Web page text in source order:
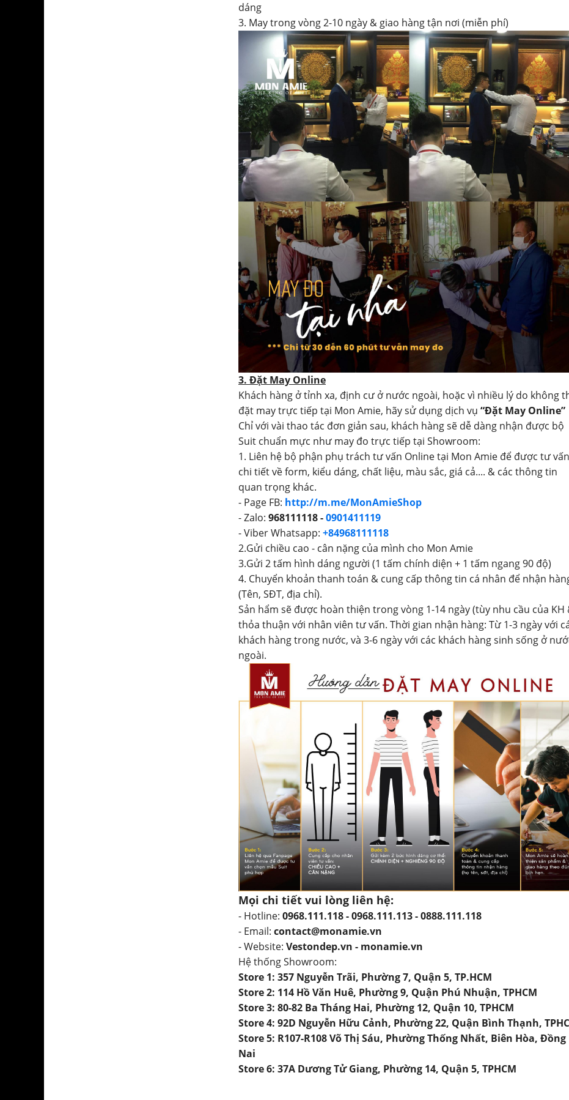
dáng
3. May trong vòng 2-10 ngày & giao hàng tận nơi (miễn phí)
3. Đặt May Online
Khách hàng ở tỉnh xa, định cư ở nước ngoài, hoặc vì nhiều lý do không
đặt may trực tiếp tại Mon Amie, hãy sử dụng dịch vụ “Đặt May Online”
Chỉ với vài thao tác đơn giản sau, khách hàng sẽ dễ dàng nhận được bộ
Suit chuẩn mực như may đo trực tiếp tại Showroom:
1. Liên hệ bộ phận phụ trách tư vấn Online tại Mon Amie để được tư vấn
chi tiết về form, kiểu dáng, chất liệu, màu sắc, giá cả.... & các thông tin
quan trọng khác.
- Page FB: http://m.me/MonAmieShop
- Zalo: 968111118 -0901411119
- Viber Whatsapp: +84968111118
2.Gửi chiều cao - cân nặng của mình cho Mon Amie
3.Gửi 2 tấm hình dáng người (1 tấm chính diện + 1 tấm ngang 90 độ)
4. Chuyển khoản thanh toán & cung cấp thông tin cá nhân để nhận
(Tên, SĐT, địa chỉ).
Sản hẩm sẽ được hoàn thiện trong vòng 1-14 ngày (tùy nhu cầu của KH
thỏa thuận với nhân viên tư vấn. Thời gian nhận hàng: Từ 1-3 ngày với
khách hàng trong nước, và 3-6 ngày với các khách hàng sinh sống ở
ngoài.
Mọi chi tiết vui lòng liên hệ:
- Hotline: 0968.111.118 - 0968.111.113 - 0888.111.118
- Email: contact@monamie.vn
- Website: Vestondep.vn - monamie.vn
Hệ thống Showroom:
Store 1: 357 Nguyễn Trãi, Phường 7, Quận 5, TP.HCM
Store 2: 114 Hồ Văn Huê, Phường 9, Quận Phú Nhuận, TPHCM
Store 3: 80-82 Ba Tháng Hai, Phường 12, Quận 10, TPHCM
Store 4: 92D Nguyễn Hữu Cảnh, Phường 22, Quận Bình Thạnh,
Store 5: R107-R108 Võ Thị Sáu, Phường Thống Nhất, Biên Hòa, Đồng
Nai
Store 6: 37A Dương Tử Giang, Phường 14, Quận 5, TPHCM